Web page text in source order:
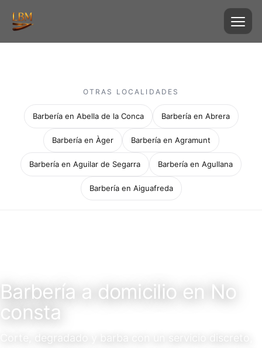
OTRAS LOCALIDADES
Barbería en Abella de la Conca Barbería en Abrera
Barbería en Àger Barbería en Agramunt
Barbería en Aguilar de Segarra Barbería en Agullana
Barbería en Aiguafreda
Barbería a domicilio en No
consta
Corte, degradado y barba con un servicio discreto,